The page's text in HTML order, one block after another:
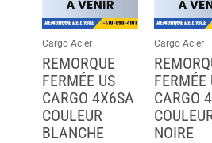
Cargo Acier
REMORQUE
FERMÉE US
CARGO 4X6SA
COULEUR
BLANCHE
Cargo Acier
FERMÉE
CARGO
NOIRE